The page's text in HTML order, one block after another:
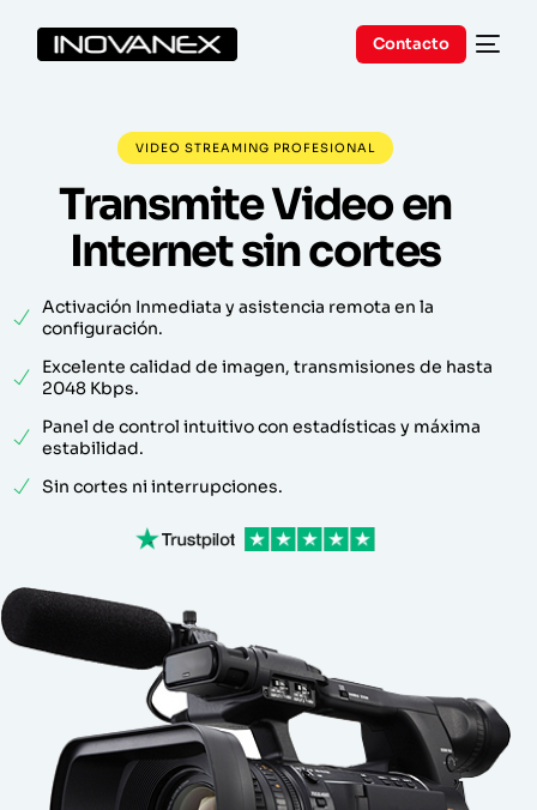
Contacto
VIDEO STREAMING PROFESIONAL
Transmite Video en
Internet sin cortes
Activación Inmediata y asistencia remota en la
configuración.
Excelente calidad de imagen, transmisiones de hasta
2048 Kbps.
Panel de control intuitivo con estadísticas y máxima
estabilidad.
Sin cortes ni interrupciones.